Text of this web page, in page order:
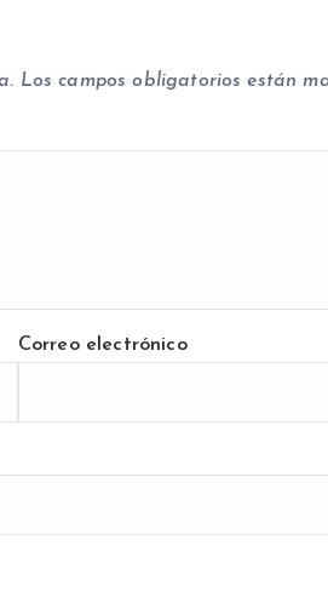
Los campos obligatorios están
Correo electrónico